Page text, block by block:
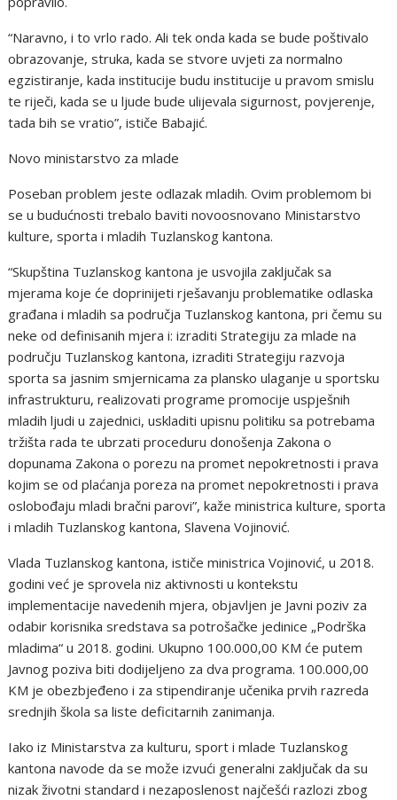
“Naravno, i to vrlo rado. Ali tek onda kada se bude poštivalo
obrazovanje, struka, kada se stvore uvjeti za normalno
egzistiranje, kada institucije budu institucije u pravom smislu
te riječi, kada se u ljude bude ulijevala sigurnost, povjerenje,
tada bih se vratio”, ističe Babajić.
Novo ministarstvo za mlade
Poseban problem jeste odlazak mladih. Ovim problemom bi
se u budućnosti trebalo baviti novoosnovano Ministarstvo
kulture, sporta i mladih Tuzlanskog kantona.
“Skupština Tuzlanskog kantona je usvojila zaključak sa
mjerama koje će doprinijeti rješavanju problematike odlaska
građana i mladih sa područja Tuzlanskog kantona, pri čemu su
neke od definisanih mjera i: izraditi Strategiju za mlade na
području Tuzlanskog kantona, izraditi Strategiju razvoja
sporta sa jasnim smjernicama za plansko ulaganje u sportsku
infrastrukturu, realizovati programe promocije uspješnih
mladih ljudi u zajednici, uskladiti upisnu politiku sa potrebama
tržišta rada te ubrzati proceduru donošenja Zakona o
dopunama Zakona o porezu na promet nepokretnosti i prava
kojim se od plaćanja poreza na promet nepokretnosti i prava
oslobođaju mladi bračni parovi”, kaže ministrica kulture, sporta
i mladih Tuzlanskog kantona, Slavena Vojinović.
Vlada Tuzlanskog kantona, ističe ministrica Vojinović, u 2018.
godini već je sprovela niz aktivnosti u kontekstu
implementacije navedenih mjera, objavljen je Javni poziv za
odabir korisnika sredstava sa potrošačke jedinice „Podrška
mladima“ u 2018. godini. Ukupno 100.000,00 KM će putem
Javnog poziva biti dodijeljeno za dva programa. 100.000,00
KM je obezbjeđeno i za stipendiranje učenika prvih razreda
srednjih škola sa liste deficitarnih zanimanja.
Iako iz Ministarstva za kulturu, sport i mlade Tuzlanskog
kantona navode da se može izvući generalni zaključak da su
nizak životni standard i nezaposlenost najčešći razlozi zbog